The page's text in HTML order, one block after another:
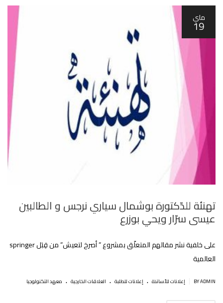
ماي
19
تهنئة للدّكتورة بوشمال سياري نرجس و الطالبين
عيسى سرّار ويحي بوزرع
على خلفية نشر مقالهم المتعلّق بمشروع ” أصرخ لتعيش” من قِبَل springer
العالمية
BY ADMIN إعلانات للأساتذة . إعلانات للطلبة . العلاقات الخارجية . معهد التكنولوجيا